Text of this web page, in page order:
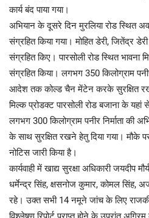
कार्य बंद पाया गया।
अभियान के दूसरे दिन मुरलिया रोड स्थित
संग्रहित किया गया। मोहित डेरी, जितेंद्र
संग्रहित किए। पारसोली रोड स्थित भावना
संग्रहित किया। लगभग 350 किलोग्राम
आदेश तक कोल्ड चैन मेंटेन करके सुरक्षित
मिल्क प्रोडक्ट पारसोली रोड बजाना के यहां
लगभग 300 किलोग्राम पनीर निर्माता की
के साथ सुरक्षित रखने हेतु दिया गया। मौके
नोटिस जारी किया है।
कार्यवाही में खाद्य सुरक्षा अधिकारी जयदीप
धर्मेन्द्र सिंह, क्षसनोज कुमार, कोमल सिंह,
रहे। उक्त सभी 14 नमूने जांच के लिए